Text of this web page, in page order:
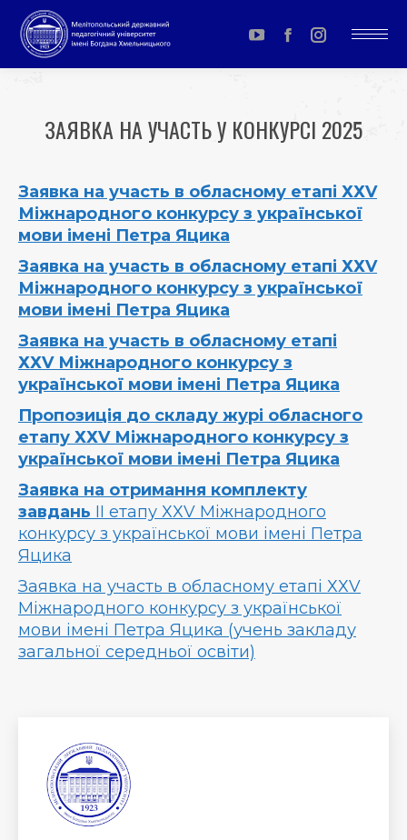
YouTube
page
in
Facebook
page
in
window
Instagram
page
in
window
ЗАЯВКА НА УЧАСТЬ У КОНКУРСІ 2025
Заявка на участь в обласному етапі ХХV
Міжнародного конкурсу з української
мови імені Петра Яцика
Заявка на участь в обласному етапі ХХV
Міжнародного конкурсу з української
мови імені Петра Яцика
Заявка на участь в обласному етапі
ХХV Міжнародного конкурсу з
української мови імені Петра Яцика
Пропозиція до складу журі обласного
етапу ХХV Міжнародного конкурсу з
української мови імені Петра Яцика
Заявка на отримання комплекту
завдань ІІ етапу ХХV Міжнародного
конкурсу з української мови імені Петра
Яцика
Заявка на участь в обласному етапі ХХV
Міжнародного конкурсу з української
мови імені Петра Яцика (учень закладу
загальної середньої освіти)